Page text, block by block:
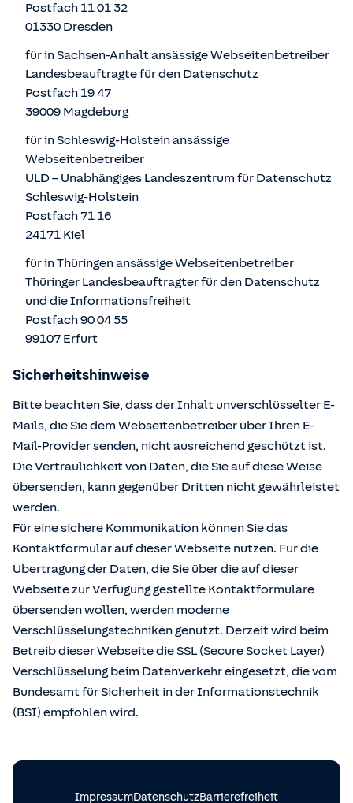
Postfach 11 01 32
01330 Dresden
für in Sachsen-Anhalt ansässige Webseitenbetreiber
Landesbeauftragte für den Datenschutz
Postfach 19 47
39009 Magdeburg
für in Schleswig-Holstein ansässige
Webseitenbetreiber
ULD – Unabhängiges Landeszentrum für Datenschutz
Schleswig-Holstein
Postfach 71 16
24171 Kiel
für in Thüringen ansässige Webseitenbetreiber
Thüringer Landesbeauftragter für den Datenschutz
und die Informationsfreiheit
Postfach 90 04 55
99107 Erfurt
Sicherheitshinweise
Bitte beachten Sie, dass der Inhalt unverschlüsselter E-
Mails, die Sie dem Webseitenbetreiber über Ihren E-
Mail-Provider senden, nicht ausreichend geschützt ist.
Die Vertraulichkeit von Daten, die Sie auf diese Weise
übersenden, kann gegenüber Dritten nicht gewährleistet
werden.
Für eine sichere Kommunikation können Sie das
Kontaktformular auf dieser Webseite nutzen. Für die
Übertragung der Daten, die Sie über die auf dieser
Webseite zur Verfügung gestellte Kontaktformulare
übersenden wollen, werden moderne
Verschlüsselungstechniken genutzt. Derzeit wird beim
Betreib dieser Webseite die SSL (Secure Socket Layer)
Verschlüsselung beim Datenverkehr eingesetzt, die vom
Bundesamt für Sicherheit in der Informationstechnik
(BSI) empfohlen wird.
ImpressumDatenschutzBarrierefreiheit